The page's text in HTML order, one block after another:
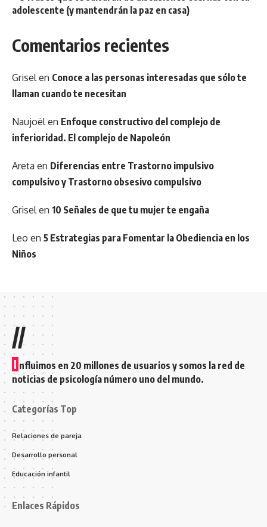
adolescente (y mantendrán la paz en casa)
Comentarios recientes
Grisel en Conoce a las personas interesadas que sólo te
llaman cuando te necesitan
Naujoël en Enfoque constructivo del complejo de
inferioridad. El complejo de Napoleón
Areta en Diferencias entre Trastorno impulsivo
compulsivo y Trastorno obsesivo compulsivo
Grisel en 10 Señales de que tu mujer te engaña
Leo en 5 Estrategias para Fomentar la Obediencia en los
Niños
//
I nfluimos en 20 millones de usuarios y somos la red de
noticias de psicología número uno del mundo.
Categorías Top
Relaciones de pareja
Desarrollo personal
Educación infantil
Enlaces Rápidos